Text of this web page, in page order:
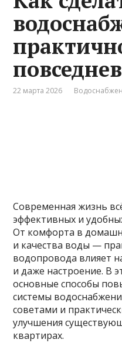
22 марта 2026
Современная жизнь
эффективных и
От комфорта в
и качества воды —
водопровода влияет
и даже настроение. В
основные способы
системы
советами и
улучшения
квартирах.